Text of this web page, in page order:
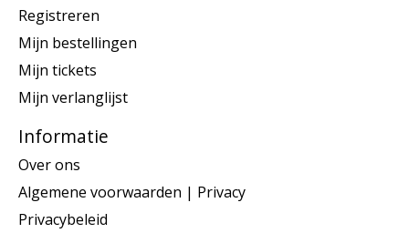
Registreren
Mijn bestellingen
Mijn tickets
Mijn verlanglijst
Informatie
Over ons
Algemene voorwaarden | Privacy
Privacybeleid